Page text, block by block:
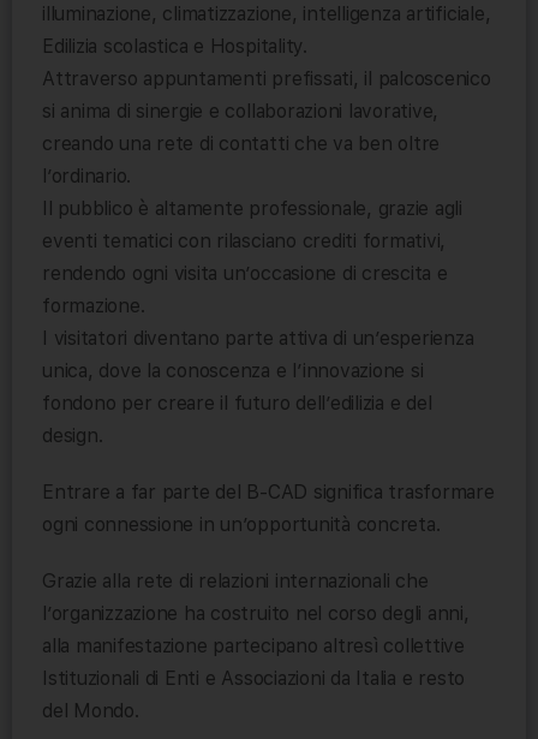
illuminazione, climatizzazione, intelligenza artificiale,
Edilizia scolastica e Hospitality.
Attraverso appuntamenti prefissati, il palcoscenico
si anima di sinergie e collaborazioni lavorative,
creando una rete di contatti che va ben oltre
l’ordinario.
Il pubblico è altamente professionale, grazie agli
eventi tematici con rilasciano crediti formativi,
rendendo ogni visita un’occasione di crescita e
formazione.
I visitatori diventano parte attiva di un’esperienza
unica, dove la conoscenza e l’innovazione si
fondono per creare il futuro dell’edilizia e del
design.
Entrare a far parte del B-CAD significa trasformare
ogni connessione in un’opportunità concreta.
Grazie alla rete di relazioni internazionali che
l’organizzazione ha costruito nel corso degli anni,
alla manifestazione partecipano altresì collettive
Istituzionali di Enti e Associazioni da Italia e resto
del Mondo.